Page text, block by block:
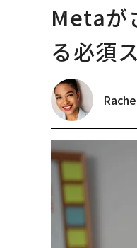
Metaが
る必須